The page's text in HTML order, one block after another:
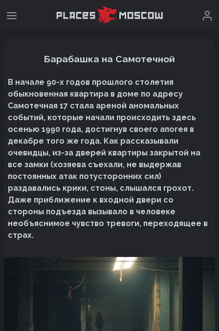
Барабашка на Самотечной
В начале 90-х годов прошлого столетия
обыкновенная квартира в доме по адресу
Самотечная 17 стала ареной аномальных
событий, которые начали происходить здесь
осенью 1990 года, достигнув своего апогея в
декабре того же года. Как рассказывали
очевидцы, из-за дверей квартиры закрытой на
все замки (хозяева съехали, не выдержав
постоянных атак потусторонних сил)
раздавались крики, стоны, слышался грохот.
Даже приближение к входной двери со
стороны подъезда вызывало в человеке
необъяснимое чувство тревоги, переходящее в
страх.